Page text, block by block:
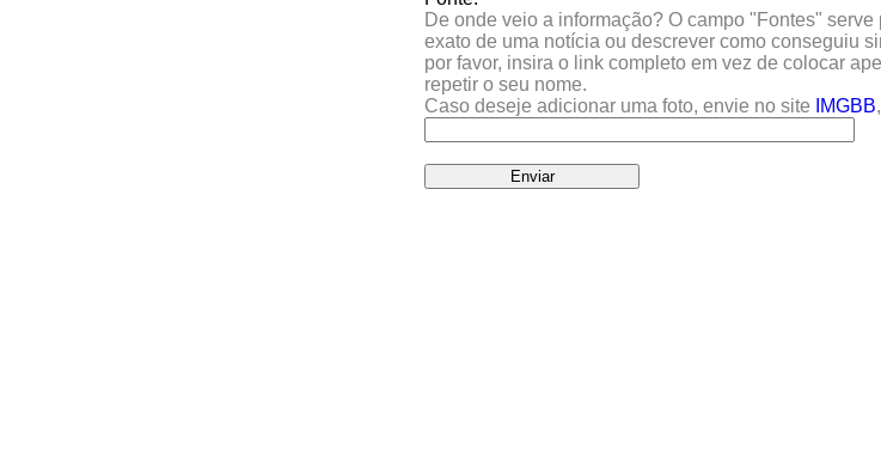
De onde veio a informação? O campo "Fontes"
exato de uma notícia ou descrever como conseguiu
por favor, insira o link completo em vez de colocar
repetir o seu nome.
Caso deseje adicionar uma foto, envie no site
IMGBB